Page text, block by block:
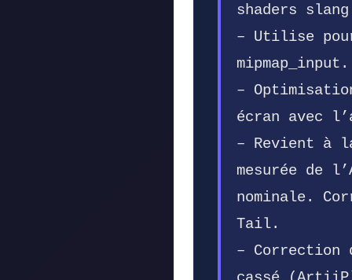
shaders
– Utilise
mipmap_input.
–
écran avec
– Revient à
mesurée de
nominale.
Tail.
– Correction